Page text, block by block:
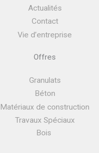
Actualités
Contact
Vie d’entreprise
Offres
Granulats
Béton
Matériaux de construction
Travaux Spéciaux
Bois